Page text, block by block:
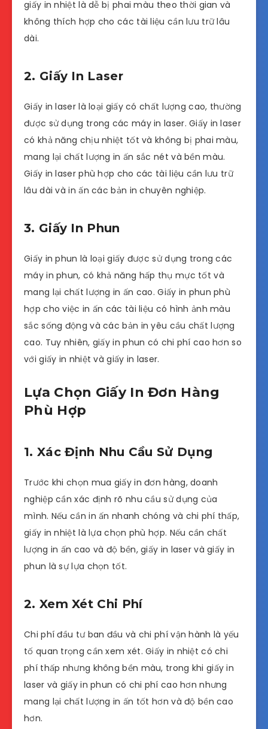
giấy in nhiệt là dễ bị phai màu theo thời gian và
không thích hợp cho các tài liệu cần lưu trữ lâu
dài.
2. Giấy In Laser
Giấy in laser là loại giấy có chất lượng cao, thường
được sử dụng trong các máy in laser. Giấy in laser
có khả năng chịu nhiệt tốt và không bị phai màu,
mang lại chất lượng in ấn sắc nét và bền màu.
Giấy in laser phù hợp cho các tài liệu cần lưu trữ
lâu dài và in ấn các bản in chuyên nghiệp.
3. Giấy In Phun
Giấy in phun là loại giấy được sử dụng trong các
máy in phun, có khả năng hấp thụ mực tốt và
mang lại chất lượng in ấn cao. Giấy in phun phù
hợp cho việc in ấn các tài liệu có hình ảnh màu
sắc sống động và các bản in yêu cầu chất lượng
cao. Tuy nhiên, giấy in phun có chi phí cao hơn so
với giấy in nhiệt và giấy in laser.
Lựa Chọn Giấy In Đơn Hàng
Phù Hợp
1. Xác Định Nhu Cầu Sử Dụng
Trước khi chọn mua giấy in đơn hàng, doanh
nghiệp cần xác định rõ nhu cầu sử dụng của
mình. Nếu cần in ấn nhanh chóng và chi phí thấp,
giấy in nhiệt là lựa chọn phù hợp. Nếu cần chất
lượng in ấn cao và độ bền, giấy in laser và giấy in
phun là sự lựa chọn tốt.
2. Xem Xét Chi Phí
Chi phí đầu tư ban đầu và chi phí vận hành là yếu
tố quan trọng cần xem xét. Giấy in nhiệt có chi
phí thấp nhưng không bền màu, trong khi giấy in
laser và giấy in phun có chi phí cao hơn nhưng
mang lại chất lượng in ấn tốt hơn và độ bền cao
hơn.